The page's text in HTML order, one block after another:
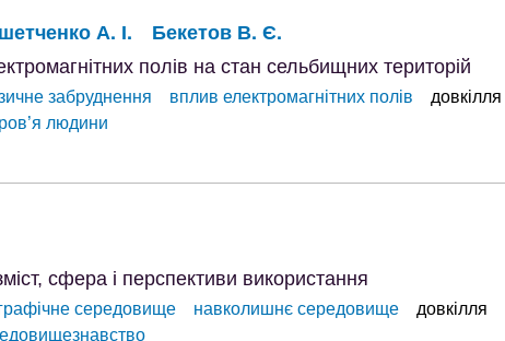
А. І. Бекетов В. Є.
полів на стан сельбищних територій
забруднення вплив електромагнітних полів
довкілля
людини
сфера і перспективи використання
середовище навколишнє середовище
довкілля